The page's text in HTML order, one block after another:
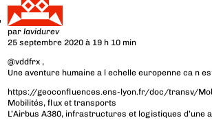
parlavidurev
25 septembre 2020 à 19 h 10 min
@vddfrx ,
Une aventure humaine a l echelle europenne ca n
https://geoconfluences.ens-lyon.fr/doc/transv/
Mobilités, flux et transports
L’Airbus A380, infrastructures et logistiques d’une